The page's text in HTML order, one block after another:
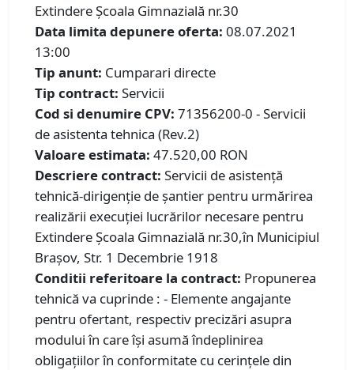
Extindere Școala Gimnazială nr.30
Data limita depunere oferta: 08.07.2021
13:00
Tip anunt: Cumparari directe
Tip contract: Servicii
Cod si denumire CPV: 71356200-0 - Servicii
de asistenta tehnica (Rev.2)
Valoare estimata: 47.520,00 RON
Descriere contract: Servicii de asistență
tehnică-dirigenţie de şantier pentru urmărirea
realizării execuției lucrărilor necesare pentru
Extindere Școala Gimnazială nr.30,în Municipiul
Braşov, Str. 1 Decembrie 1918
Conditii referitoare la contract: Propunerea
tehnică va cuprinde : - Elemente angajante
pentru ofertant, respectiv precizări asupra
modului în care își asumă îndeplinirea
obligațiilor în conformitate cu cerințele din